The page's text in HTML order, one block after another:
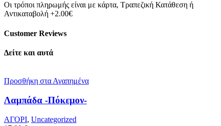
Οι τρόποι πληρωμής είναι με κάρτα, Τραπεζική Κατάθεση ή
Αντικαταβολή +2.00€
Customer Reviews
Δείτε και αυτά
Προσθήκη στα Αγαπημένα
Λαμπάδα -Πόκεμον-
ΑΓΟΡΙ, Uncategorized